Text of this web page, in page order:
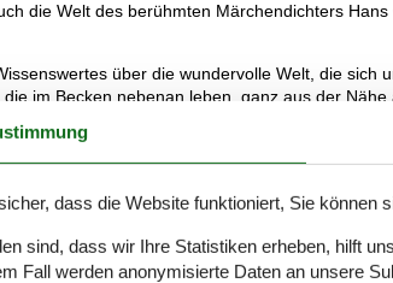
die Welt des berühmten Märchendichters
über die wundervolle Welt, die
im Becken nebenan leben, ganz aus der Nähe
Komfort für alle und erkunden Sie die
dass die Website funktioniert, Sie können
sind, dass wir Ihre Statistiken erheben, hilft
Fall werden anonymisierte Daten an unsere